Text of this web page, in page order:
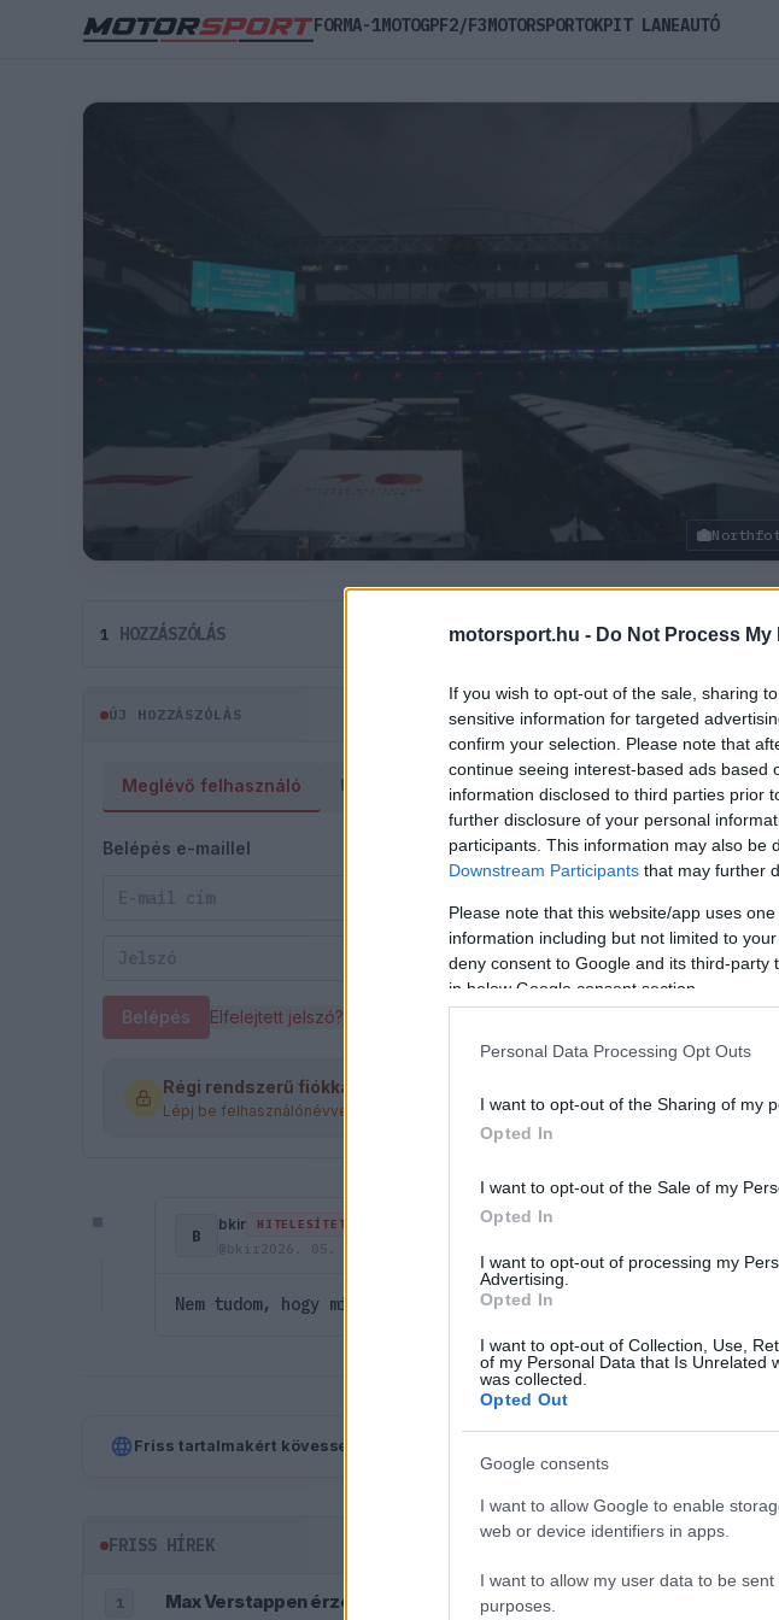
motorsport.hu - Do Not Process
If you wish to opt-out of the sale, sharing
sensitive information for targeted
confirm your selection. Please note that
continue seeing interest-based ads based
information disclosed to third parties prior
further disclosure of your personal
participants. This information may also be
Downstream Participants that may further
Please note that this website/app uses
information including but not limited to
deny consent to Google and its third-
in below Google consent section.
Personal Data Processing Opt Outs
I want to opt-out of the Sharing of my
Opted In
I want to opt-out of the Sale of my
Opted In
I want to opt-out of processing my
Advertising.
Opted In
I want to opt-out of Collection, Use,
of my Personal Data that Is Unrelated
was collected.
Opted Out
Google consents
I want to allow Google to enable
web or device identifiers in apps.
I want to allow my user data to be
purposes.
1 HOZZÁSZÓLÁS
ÚJ HOZZÁSZÓLÁS
Meglévő felhasználó Új felhasználó
Belépés e-maillel
Belépés Elfelejtett jelszó?
Régi rendszerű fiókkal rendelkezel?
Lépj be felhasználónévvel és jelszóval, majd állj át az e-mail alapú rendszerre.
B
bkir HITELESÍTETT
@bkir2026. 05. 03. 15:24
Nem tudom, hogy miért kell feszültséget kelteni. Szépen lement
Friss tartalmakért kövessetek minket a Google Híreken is.
FRISS HÍREK
1 Max Verstappen érzelmes példával szemléltette a család fontosságát
FORMA-1MOTOGPF2/F3MOTORSPORTOKPIT LANEAUTÓ